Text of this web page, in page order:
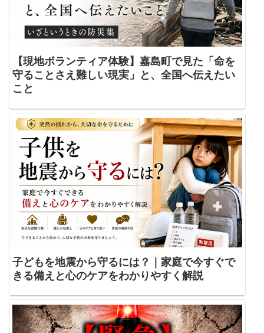
【現地ボランティア体験】嘉島町で見た「命を
守ることさえ難しい現実」と、全国へ伝えたい
こと
子どもを地震から守るには？｜家庭で今すぐで
きる備えと心のケアをわかりやすく解説